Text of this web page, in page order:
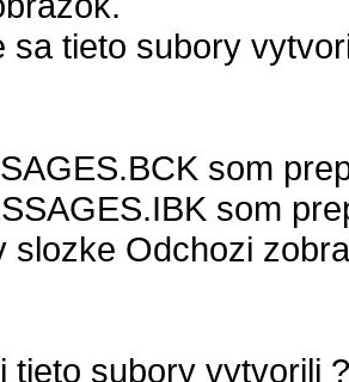
sa tieto subory
som
som
slozke Odchozi
tieto subory vytvorili ?